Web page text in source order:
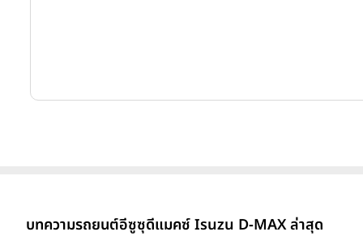
บทความรถยนต์อีซูซุดีแมคซ์ Isuzu D-MAX ล่าสุด